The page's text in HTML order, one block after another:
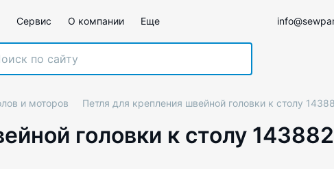
Сервис О компании Еще
и моторов Петля для крепления швейной головки к столу
головки к столу